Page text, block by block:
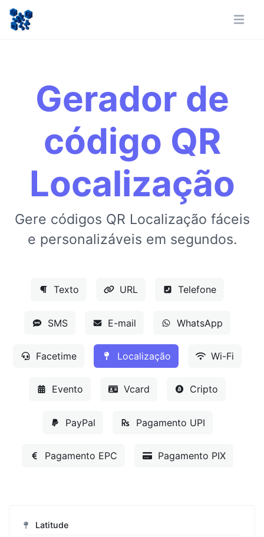
Gerador de
código QR
Localização
Gere códigos QR Localização fáceis
e personalizáveis em segundos.
Texto URL Telefone
SMS E-mail WhatsApp
Facetime Localização Wi-Fi
Evento Vcard Cripto
PayPal Pagamento UPI
Pagamento EPC Pagamento PIX
Latitude